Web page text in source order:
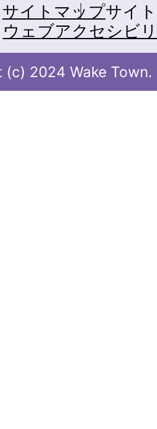
サイトマップサイ
ウェブアクセシビ
2024 Wake Town.